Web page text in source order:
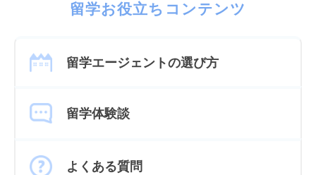
留学お役立ちコンテンツ
留学エージェントの選び方
留学体験談
よくある質問